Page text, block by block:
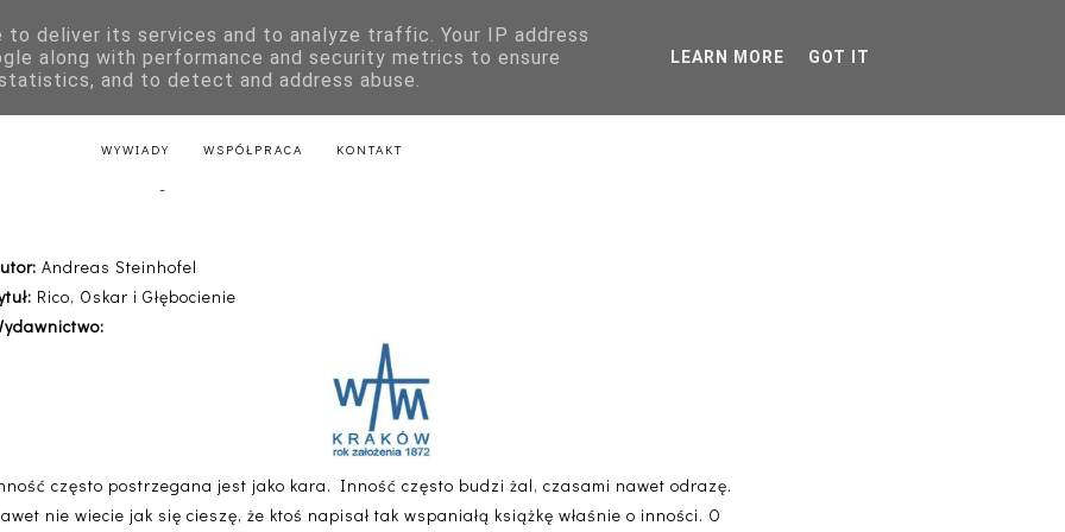
KSIĄŻKI DLA DZIECI LITERATURA POLSKA LITERATURA ZAGRANICZNA
LITERATURA Z PRZEPISAMI
WYWIADY WSPÓŁPRACA KONTAKT
Oskar i Głębocienie - Andreas Steinhofel
Andreas Steinhofel
Rico, Oskar i Głębocienie
często postrzegana jest jako kara. Inność często budzi żal, czasami nawet odrazę.
nie wiecie jak się cieszę, że ktoś napisał tak wspaniałą książkę właśnie o inności. O
to deliver its services and to analyze traffic. Your IP address
along with performance and security metrics to ensure
and to detect and address abuse.
LEARN MORE GOT IT